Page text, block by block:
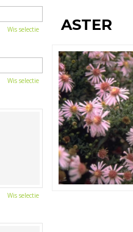
ASTER
Wis selectie
Wis selectie
Wis selectie